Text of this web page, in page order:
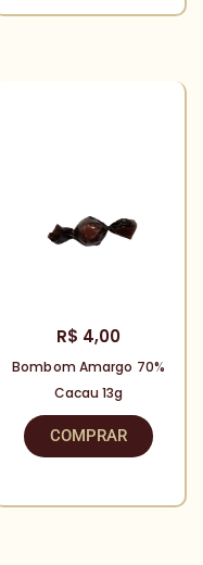
R$ 4,00
Bombom Amargo 70%
Cacau 13g
COMPRAR